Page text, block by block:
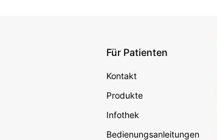
Für Patienten
Kontakt
Produkte
Infothek
Bedienungsanleitungen